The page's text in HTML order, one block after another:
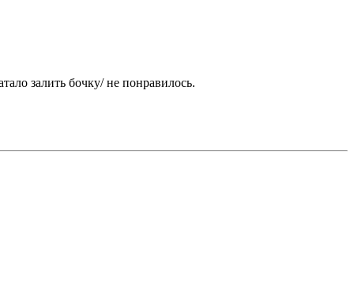
залить бочку/ не понравилось.